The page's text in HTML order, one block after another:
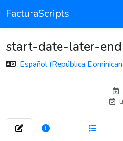
FacturaScripts
start-date-later-
Español (República